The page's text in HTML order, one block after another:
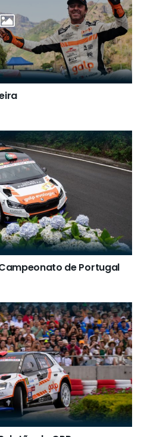
de Portugal